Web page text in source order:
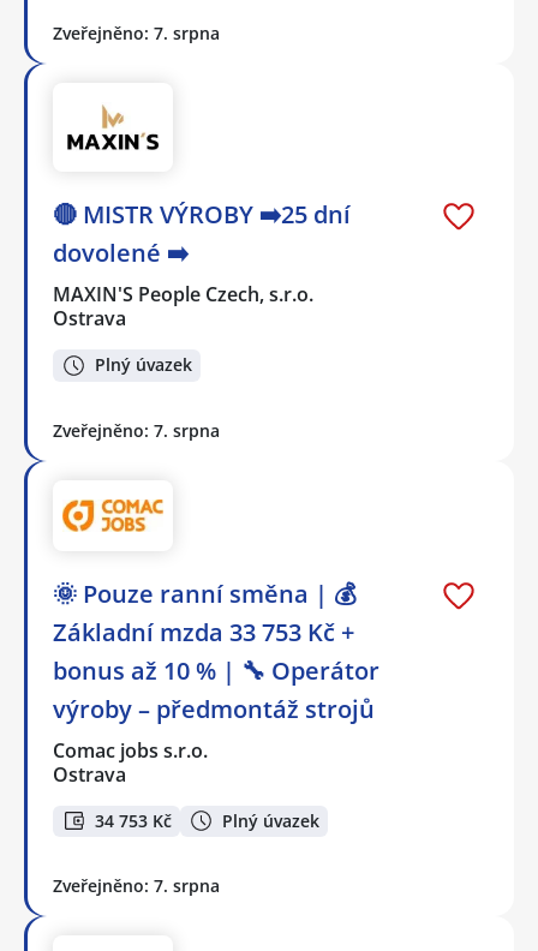
Zveřejněno: 7. srpna
🔴 MISTR VÝROBY ➡️25 dní
dovolené ➡️
MAXIN'S People Czech, s.r.o.
Ostrava
Plný úvazek
Zveřejněno: 7. srpna
🌞 Pouze ranní směna | 💰
Základní mzda 33 753 Kč +
bonus až 10 % | 🔧 Operátor
výroby – předmontáž strojů
Comac jobs s.r.o.
Ostrava
34 753 Kč Plný úvazek
Zveřejněno: 7. srpna